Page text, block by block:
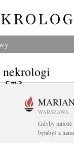
nekrologi
WARSZAWA
Gdyby miłość
byłabyś z